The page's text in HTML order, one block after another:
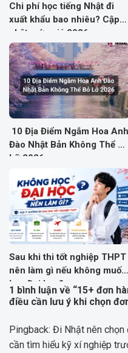
Chi phí học tiếng Nhật đi
xuất khẩu bao nhiêu? Cập
nhật mức giá 2026
10 Địa Điểm Ngắm Hoa Anh
Đào Nhật Bản Không Thể Bỏ
Lỡ 2026
Sau khi thi tốt nghiệp THPT
nên làm gì nếu không muốn
học Đại học?
1 bình luận về “15+ đơn
điều cần lưu ý khi chọn
Pingback: Đi Nhật nên chọn
cần tìm hiểu kỹ xí nghiệp